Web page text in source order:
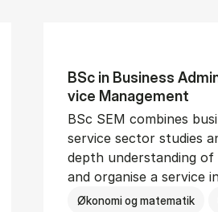
BSc in Busi­ness
vice Man­age­ment
BSc SEM combines
service sector studies
depth understanding
and organise a service
Økonomi og matematik